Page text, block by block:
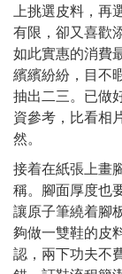
上挑選皮料，再
有限，卻又喜歡
如此實惠的消費
繽繽紛紛，目不
抽出二三。已做
資參考，比看相
然。
接着在紙張上畫
稱。腳面厚度也
讓原子筆繞着腳
夠做一雙鞋的皮
認，兩下功夫不